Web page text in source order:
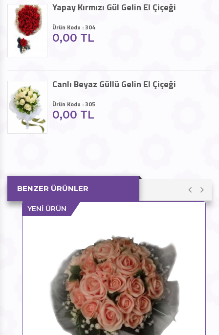
Yapay Kırmızı Gül Gelin El Çiçeği
Ürün Kodu : 304
0,00 TL
Canlı Beyaz Güllü Gelin El Çiçeği
Ürün Kodu : 305
0,00 TL
BENZER ÜRÜNLER
YENİ ÜRÜN